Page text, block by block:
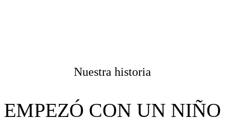
Nuestra historia
EMPEZÓ CON UN NIÑO